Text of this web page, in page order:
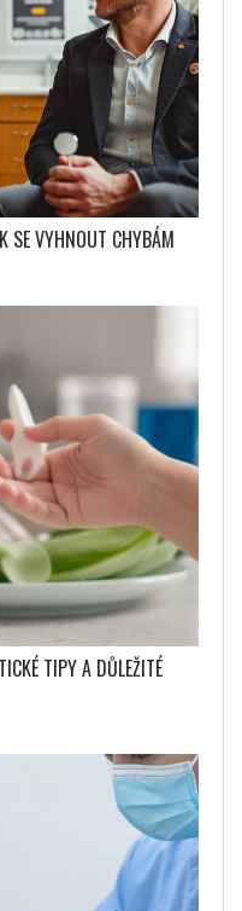
SE VYHNOUT CHYBÁM
TIPY A DŮLEŽITÉ